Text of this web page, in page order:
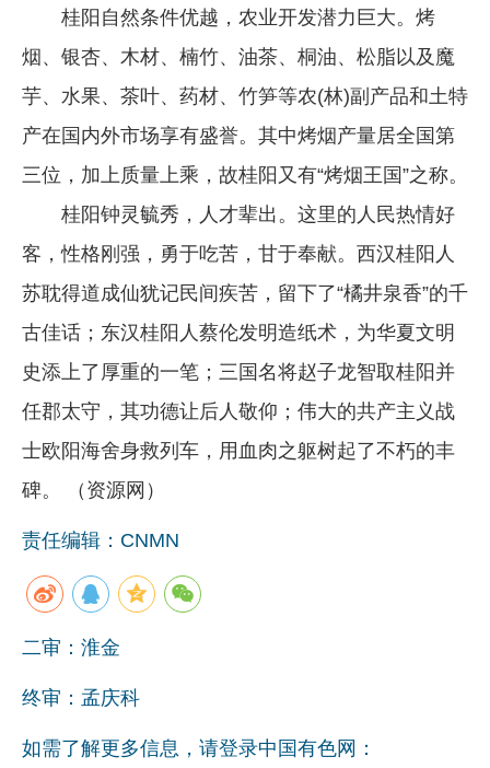
桂阳自然条件优越，农业开发潜力巨大。烤
烟、银杏、木材、楠竹、油茶、桐油、松脂以及魔
芋、水果、茶叶、药材、竹笋等农(林)副产品和土特
产在国内外市场享有盛誉。其中烤烟产量居全国第
三位，加上质量上乘，故桂阳又有“烤烟王国”之称。
桂阳钟灵毓秀，人才辈出。这里的人民热情好
客，性格刚强，勇于吃苦，甘于奉献。西汉桂阳人
苏耽得道成仙犹记民间疾苦，留下了“橘井泉香”的千
古佳话；东汉桂阳人蔡伦发明造纸术，为华夏文明
史添上了厚重的一笔；三国名将赵子龙智取桂阳并
任郡太守，其功德让后人敬仰；伟大的共产主义战
士欧阳海舍身救列车，用血肉之躯树起了不朽的丰
碑。 （资源网）
责任编辑：CNMN
二审：淮金
终审：孟庆科
如需了解更多信息，请登录中国有色网：